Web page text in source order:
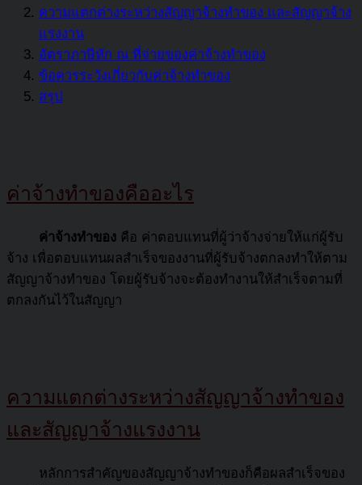
ความแตกต่างระหว่างสัญญาจ้างทำของ และสัญญาจ้าง
แรงงาน
อัตราภาษีหัก ณ ที่จ่ายของค่าจ้างทำของ
ข้อควรระวังเกี่ยวกับค่าจ้างทำของ
สรุป
ค่าจ้างทำของคืออะไร
ค่าจ้างทำของ คือ ค่าตอบแทนที่ผู้ว่าจ้างจ่ายให้แก่ผู้รับ
จ้าง เพื่อตอบแทนผลสำเร็จของงานที่ผู้รับจ้างตกลงทำให้ตาม
สัญญาจ้างทำของ โดยผู้รับจ้างจะต้องทำงานให้สำเร็จตามที่
ตกลงกันไว้ในสัญญา
ความแตกต่างระหว่างสัญญาจ้างทำของ
และสัญญาจ้างแรงงาน
หลักการสำคัญของสัญญาจ้างทำของก็คือผลสำเร็จของ